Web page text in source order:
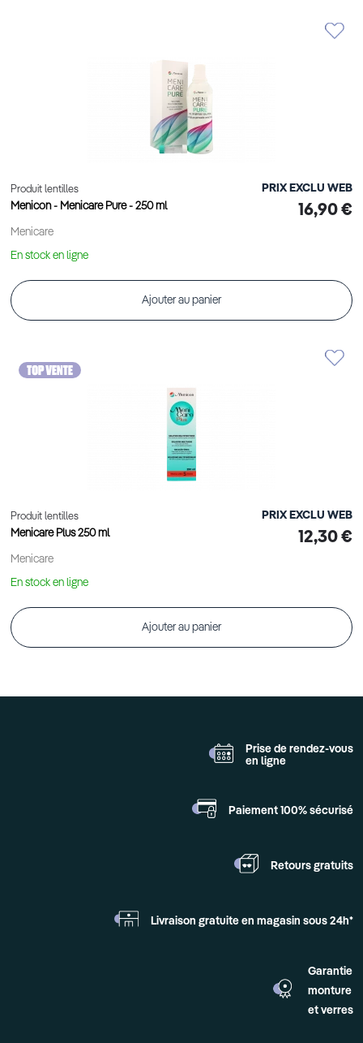
Produit lentilles
Menicon - Menicare Pure - 250 ml
Menicare
PRIX EXCLU WEB
16,90 €
En stock en ligne
Ajouter au panier
Produit lentilles
Menicare Plus 250 ml
Menicare
PRIX EXCLU WEB
12,30 €
En stock en ligne
Ajouter au panier
Prise de rendez-vous
en ligne
Paiement 100% sécurisé
Retours gratuits
Livraison gratuite en magasin sous 24h*
Garantie
monture
et verres